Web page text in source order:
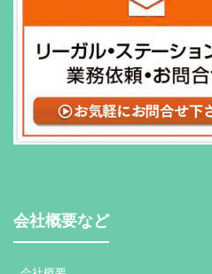
会社概要など